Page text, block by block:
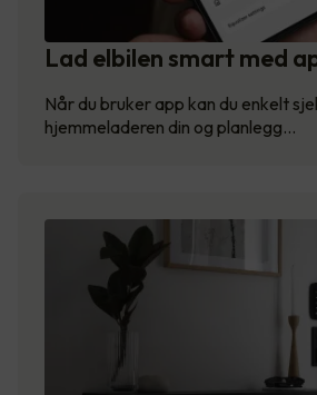
Lad elbilen smart med
Når du bruker app kan du enkelt
hjemmeladeren din og planlegg…